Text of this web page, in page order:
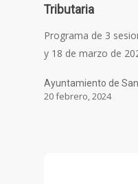
Tributaria
Programa de 3
y 18 de marzo de
Ayuntamiento de
20 febrero, 2024